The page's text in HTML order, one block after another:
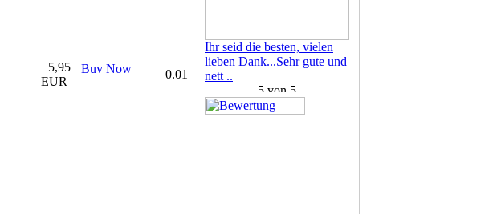
5,95
EUR
0.01
Ihr seid die besten, vielen
lieben Dank...Sehr gute und
nett ..